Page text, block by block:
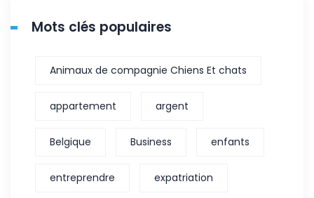
Mots clés populaires
Animaux de compagnie Chiens Et chats
appartement argent
Belgique Business enfants
entreprendre expatriation